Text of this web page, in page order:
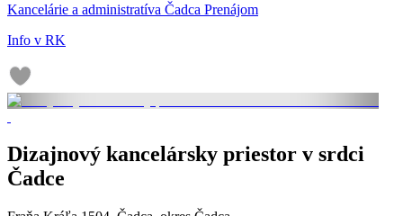
Kancelárie a administratíva Čadca Prenájom
Info v RK
Dizajnový kancelársky priestor v srdci
Čadce